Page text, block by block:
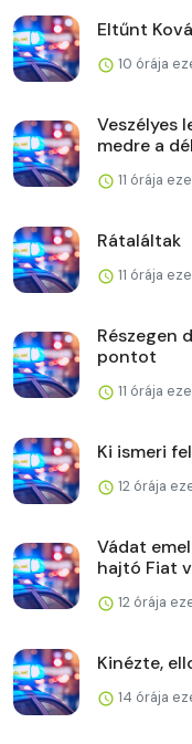
Eltűnt
10 órája
Veszélyes
medre a
11 órája
Rátaláltak
11 órája
Részegen
pontot
11 órája
Ki ismeri
12 órája
Vádat
hajtó Fiat
12 órája
Kinézte,
14 órája